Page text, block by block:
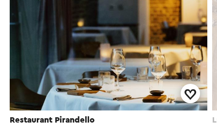
Restaurant Pirandello